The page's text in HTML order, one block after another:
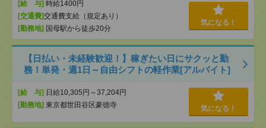
[給 与] 時給1400円
[交通費]交通費支給（規定あり）
[勤務地] 国母駅から徒歩20分
気になる！
【日払い・未経験歓迎！】稼ぎたい日にサクッと勤
務！単発・週1日～自由シフトの軽作業[アルバイト]
[給 与] 日給10,305円～37,204円
[勤務地] 東京都世田谷区豪徳寺 気になる！